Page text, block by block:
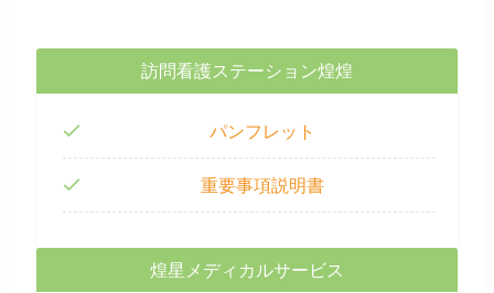
訪問看護ステーション煌煌
パンフレット
重要事項説明書
煌星メディカルサービス